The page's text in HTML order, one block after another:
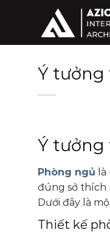
Ý
Ý
Phòng ngủ
đúng sở thích
Dưới đây là
Thiết kế